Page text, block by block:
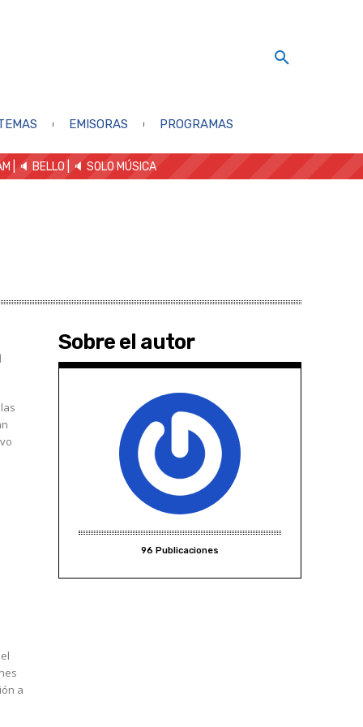
EMISORAS PROGRAMAS
| 🔈 BELLO 🔈 SOLO MÚSICA
a
Sobre el autor
96 Publicaciones